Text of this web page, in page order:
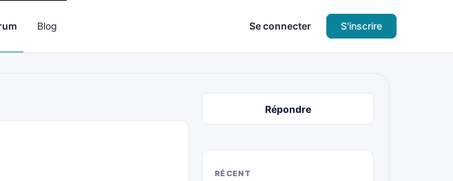
Blog Se connecter S'inscrire
Répondre
RÉCENT